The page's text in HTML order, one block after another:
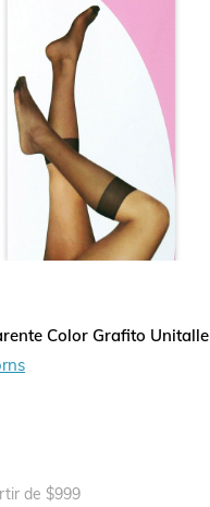
Color Grafito Unitalle
de $999